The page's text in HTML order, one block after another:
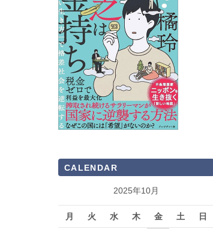
CALENDAR
2025年10月
月 火 水 木 金 土 日